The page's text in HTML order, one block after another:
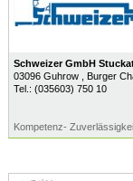
Schweizer GmbH
03096 Guhrow
, Burger
Tel.: (035603) 750 10
Kompetenz-